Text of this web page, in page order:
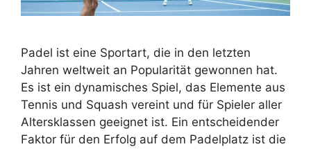
Padel ist eine Sportart, die in den letzten
Jahren weltweit an Popularität gewonnen hat.
Es ist ein dynamisches Spiel, das Elemente aus
Tennis und Squash vereint und für Spieler aller
Altersklassen geeignet ist. Ein entscheidender
Faktor für den Erfolg auf dem Padelplatz ist die